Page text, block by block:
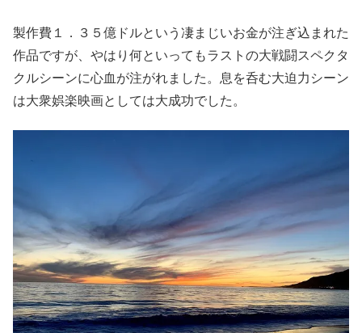
製作費１．３５億ドルという凄まじいお金が注ぎ込まれた
作品ですが、やはり何といってもラストの大戦闘スペクタ
クルシーンに心血が注がれました。息を呑む大迫力シーン
は大衆娯楽映画としては大成功でした。